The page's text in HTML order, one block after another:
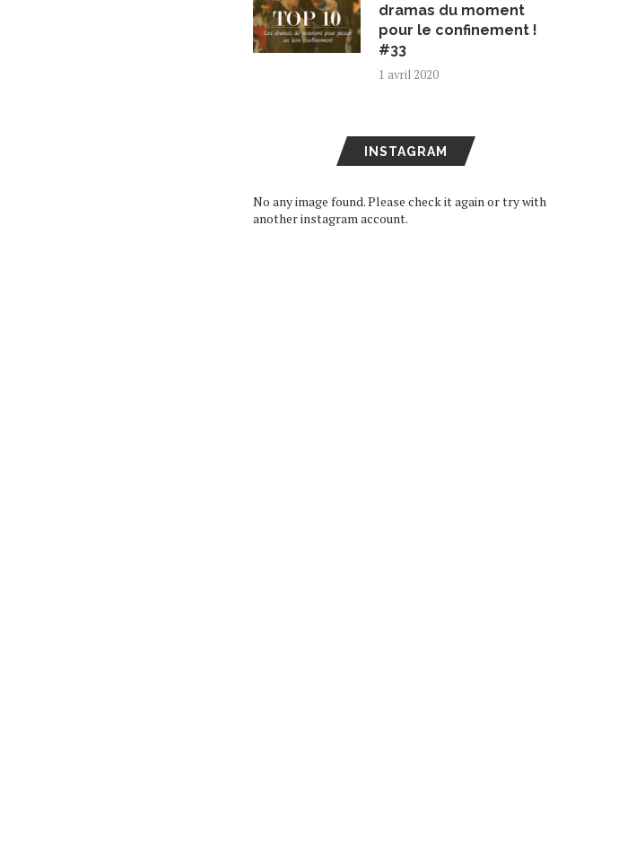
dramas du moment
pour le confinement !
#33
1 avril 2020
INSTAGRAM
No any image found. Please check it again or try with
another instagram account.